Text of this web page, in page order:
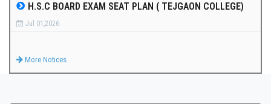
RESULTS
H.S.C BOARD EXAM SEAT PLAN ( TEJGAON COLLEGE)
Jul 01,2026
More Notices